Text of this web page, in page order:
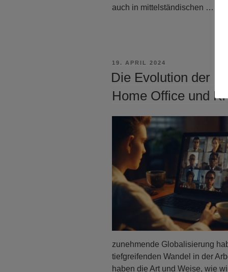
auch in mittelständischen …
VERÖFFENTLICHT
19. APRIL 2024
Die Evolution der
Home Office und KI
zunehmende Globalisierung
tiefgreifenden Wandel in der
haben die Art und Weise, wie